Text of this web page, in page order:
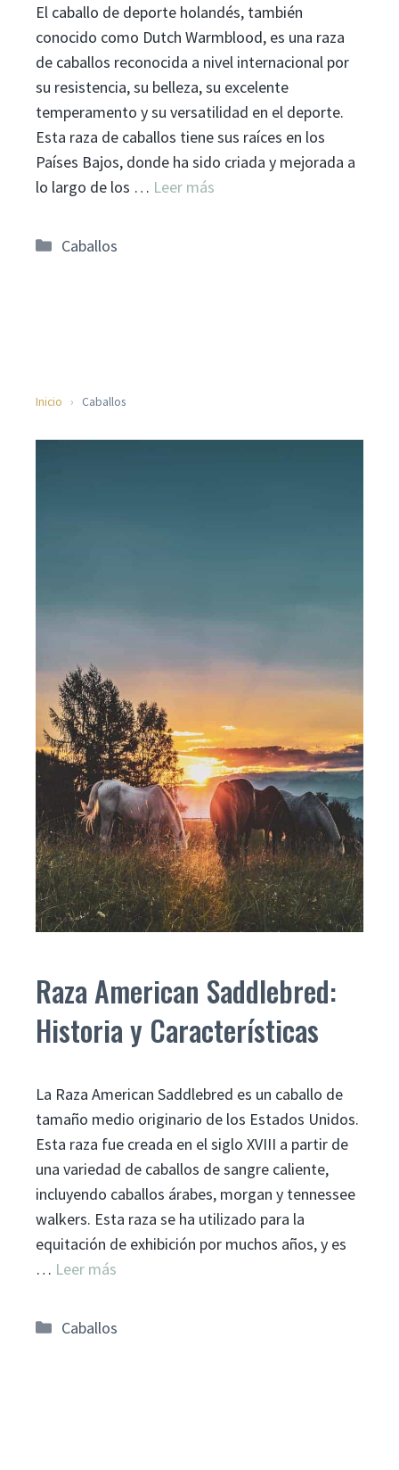
El caballo de deporte holandés, también
conocido como Dutch Warmblood, es una raza
de caballos reconocida a nivel internacional por
su resistencia, su belleza, su excelente
temperamento y su versatilidad en el deporte.
Esta raza de caballos tiene sus raíces en los
Países Bajos, donde ha sido criada y mejorada a
lo largo de los … Leer más
Categorías
Caballos
Inicio › Caballos
Raza American Saddlebred:
Historia y Características
La Raza American Saddlebred es un caballo de
tamaño medio originario de los Estados Unidos.
Esta raza fue creada en el siglo XVIII a partir de
una variedad de caballos de sangre caliente,
incluyendo caballos árabes, morgan y tennessee
walkers. Esta raza se ha utilizado para la
equitación de exhibición por muchos años, y es
… Leer más
Categorías
Caballos